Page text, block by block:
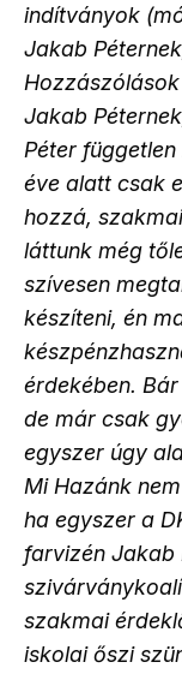
indítványok
Jakab
Jakab
Péter
éve alatt csak
hozzá,
láttunk még
szívesen
készíteni, én
érdekében.
de már csak
egyszer úgy
Mi Hazánk
ha egyszer a
farvizén Jakab
szakmai
iskolai őszi